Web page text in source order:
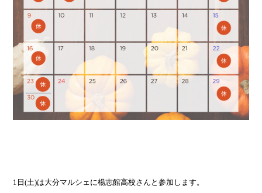
1日(土)は大分マルシェに楊志館高校さんと参加します。